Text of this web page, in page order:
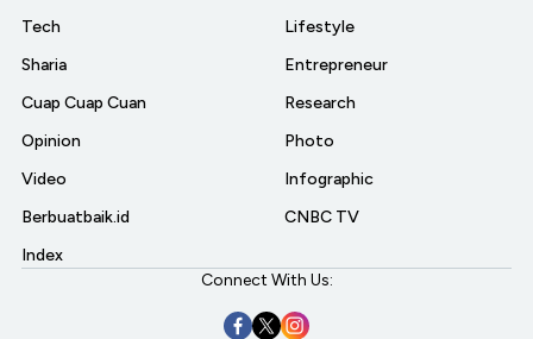
Tech
Sharia
Cuap Cuap Cuan
Opinion
Video
Berbuatbaik.id
Index
Lifestyle
Entrepreneur
Research
Photo
Infographic
CNBC TV
Connect With Us: